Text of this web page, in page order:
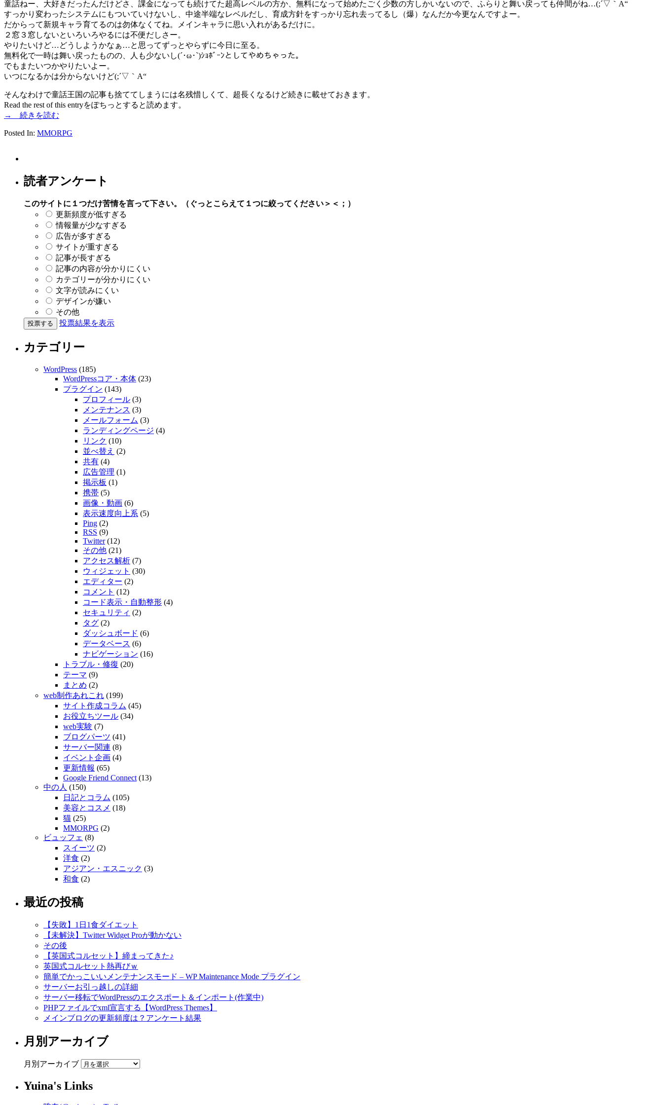
童話ねー、大好きだったんだけどさ、課金になっても続けてた超高レベルの方か、無料になって始めたごく少数の方しかいないので、ふらりと舞い戻っても仲間がね…(;´▽｀A“
すっかり変わったシステムにもついていけないし、中途半端なレベルだし、育成方針をすっかり忘れ去ってるし（爆）なんだか今更なんですよー。
だからって新規キャラ育てるのは勿体なくてね。メインキャラに思い入れがあるだけに。
２窓３窓しないといろいろやるには不便だしさー。
やりたいけど…どうしようかなぁ…と思ってずっとやらずに今日に至る。
無料化で一時は舞い戻ったものの、人も少ないし(´･ω･`)ｼｮﾎﾞｰﾝとしてやめちゃった。
でもまたいつかやりたいよー。
いつになるかは分からないけど(;´▽｀A“
そんなわけで童話王国の記事も捨ててしまうには名残惜しくて、超長くなるけど続きに載せておきます。
Read the rest of this entryをぽちっとすると読めます。
→ 続きを読む
Posted In: MMORPG
読者アンケート
このサイトに１つだけ苦情を言って下さい。（ぐっとこらえて１つに絞ってください＞＜；）
更新頻度が低すぎる
情報量が少なすぎる
広告が多すぎる
サイトが重すぎる
記事が長すぎる
記事の内容が分かりにくい
カテゴリーが分かりにくい
文字が読みにくい
デザインが嫌い
その他
投票結果を表示
カテゴリー
WordPress (185)
WordPressコア・本体 (23)
プラグイン (143)
プロフィール (3)
メンテナンス (3)
メールフォーム (3)
ランディングページ (4)
リンク (10)
並べ替え (2)
共有 (4)
広告管理 (1)
掲示板 (1)
携帯 (5)
画像・動画 (6)
表示速度向上系 (5)
Ping (2)
RSS (9)
Twitter(12)
その他 (21)
アクセス解析 (7)
ウィジェット (30)
エディター (2)
コメント (12)
コード表示・自動整形 (4)
セキュリティ (2)
タグ (2)
ダッシュボード (6)
データベース (6)
ナビゲーション (16)
トラブル・修復 (20)
テーマ (9)
まとめ (2)
web制作あれこれ (199)
サイト作成コラム (45)
お役立ちツール (34)
web実験 (7)
ブログパーツ (41)
サーバー関連 (8)
イベント企画 (4)
更新情報 (65)
Google Friend Connect (13)
中の人 (150)
日記とコラム (105)
美容とコスメ (18)
猫 (25)
MMORPG (2)
ビュッフェ (8)
スイーツ (2)
洋食 (2)
アジアン・エスニック (3)
和食 (2)
最近の投稿
【失敗】1日1食ダイエット
【未解決】Twitter Widget Proが動かない
その後
【英国式コルセット】締まってきた♪
英国式コルセット熱再びｗ
簡単でかっこいいメンテナンスモード – WP Maintenance Mode プラグイン
サーバーお引っ越しの詳細
サーバー移転でWordPressのエクスポート＆インポート(作業中)
PHPファイルでxml宣言する【WordPress Themes】
メインブログの更新頻度は？アンケート結果
月別アーカイブ
月別アーカイブ
Yuina's Links